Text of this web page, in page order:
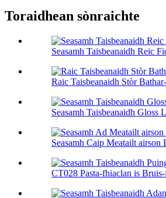
Toraidhean sònraichte
Seasamh Taisbeanaidh Reic
Raic Taisbeanaidh Stòr
Seasamh Taisbeanaidh
Seasamh Caip Meatailt
CT028 Pasta-fhiaclan is